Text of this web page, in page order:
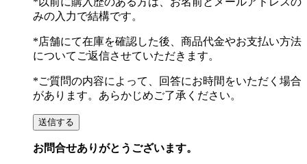
みの入力で結構です。
*店舗にて在庫を確認した後、商品代金やお支払い方法
についてご返信させていただきます。
*ご質問の内容によって、回答にお時間をいただく場合
があります。あらかじめご了承ください。
お問合せありがとうございます。